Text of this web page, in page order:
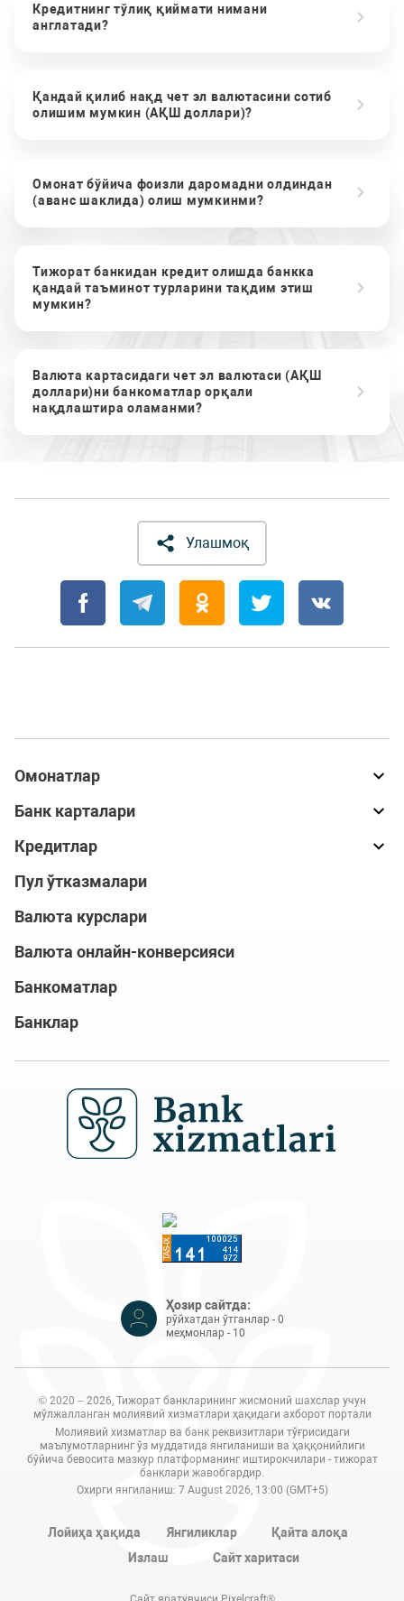
Кредитнинг тўлиқ қиймати нимани
англатади?
Қандай қилиб нақд чет эл валютасини сотиб
олишим мумкин (АҚШ доллари)?
Омонат бўйича фоизли даромадни олдиндан
(аванс шаклида) олиш мумкинми?
Тижорат банкидан кредит олишда банкка
қандай таъминот турларини тақдим этиш
мумкин?
Валюта картасидаги чет эл валютаси (АҚШ
доллари)ни банкоматлар орқали
нақдлаштира оламанми?
Улашмоқ
Омонатлар
Банк карталари
Кредитлар
Пул ўтказмалари
Валюта курслари
Валюта онлайн-конверсияси
Банкоматлар
Банклар
Ҳозир сайтда:
рўйхатдан ўтганлар - 0
меҳмонлар - 10
© 2020 – 2026, Тижорат банкларининг жисмоний шахслар учун
мўлжалланган молиявий хизматлари ҳақидаги ахборот портали
Молиявий хизматлар ва банк реквизитлари тўғрисидаги
маълумотларнинг ўз муддатида янгиланиши ва ҳаққонийлиги
бўйича бевосита мазкур платформанинг иштирокчилари - тижорат
банклари жавобгардир.
Охирги янгиланиш: 7 August 2026, 13:00 (GMT+5)
Лойиҳа ҳақида Янгиликлар
Қайта алоқа
Излаш
Сайт харитаси